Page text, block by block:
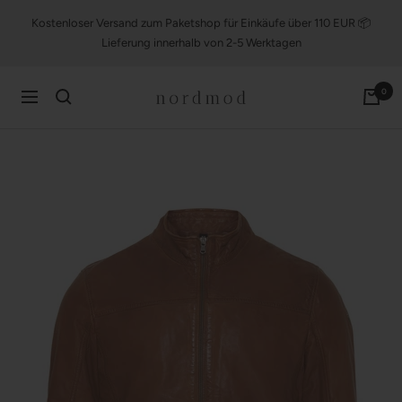
Kostenloser Versand zum Paketshop für Einkäufe über 110 EUR 📦
Lieferung innerhalb von 2-5 Werktagen
Navigation nordmod 0